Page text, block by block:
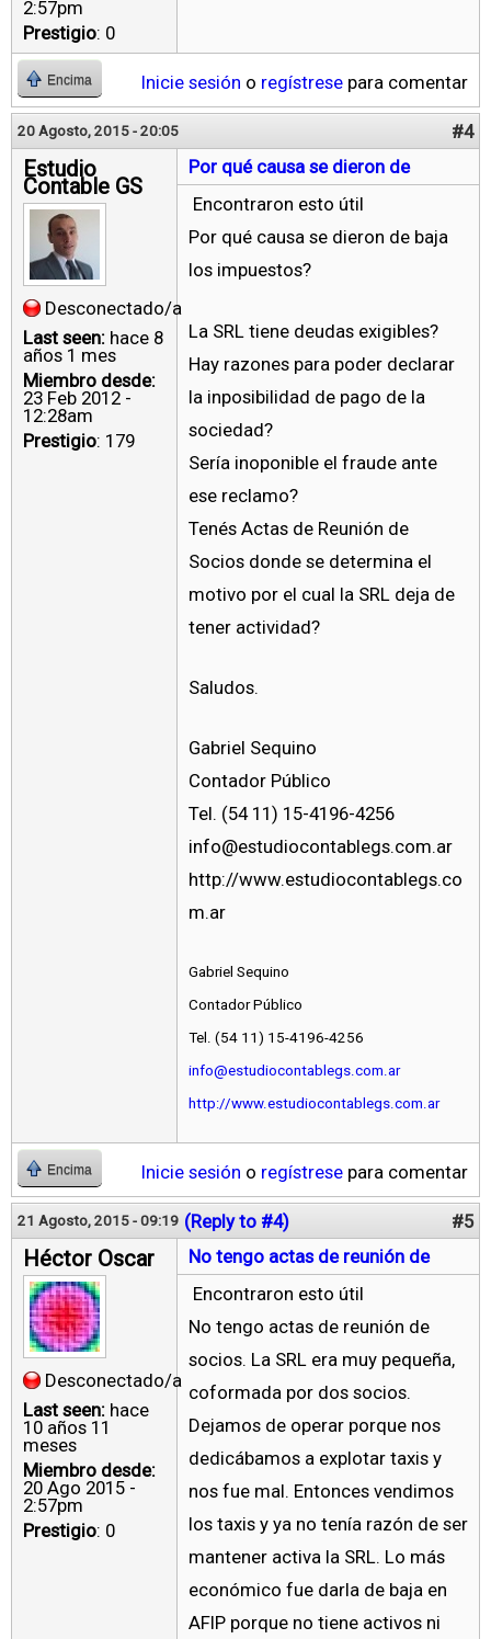
2:57pm
Prestigio: 0
Encima Inicie sesión o regístrese para comentar
20 Agosto, 2015 - 20:05 #4
Estudio
Contable GS
Desconectado/a
Last seen: hace 8
años 1 mes
Miembro desde:
23 Feb 2012 -
12:28am
Prestigio: 179
Por qué causa se dieron de
Encontraron esto útil
Por qué causa se dieron de baja
los impuestos?
La SRL tiene deudas exigibles?
Hay razones para poder declarar
la inposibilidad de pago de la
sociedad?
Sería inoponible el fraude ante
ese reclamo?
Tenés Actas de Reunión de
Socios donde se determina el
motivo por el cual la SRL deja de
tener actividad?
Saludos.
Gabriel Sequino
Contador Público
Tel. (54 11) 15-4196-4256
info@estudiocontablegs.com.ar
http://www.estudiocontablegs.co
m.ar
Gabriel Sequino
Contador Público
Tel. (54 11) 15-4196-4256
info@estudiocontablegs.com.ar
http://www.estudiocontablegs.com.ar
Encima Inicie sesión o regístrese para comentar
21 Agosto, 2015 - 09:19 (Reply to #4) #5
Héctor Oscar
Desconectado/a
Last seen: hace
10 años 11
meses
Miembro desde:
20 Ago 2015 -
2:57pm
Prestigio: 0
No tengo actas de reunión de
Encontraron esto útil
No tengo actas de reunión de
socios. La SRL era muy pequeña,
coformada por dos socios.
Dejamos de operar porque nos
dedicábamos a explotar taxis y
nos fue mal. Entonces vendimos
los taxis y ya no tenía razón de ser
mantener activa la SRL. Lo más
económico fue darla de baja en
AFIP porque no tiene activos ni